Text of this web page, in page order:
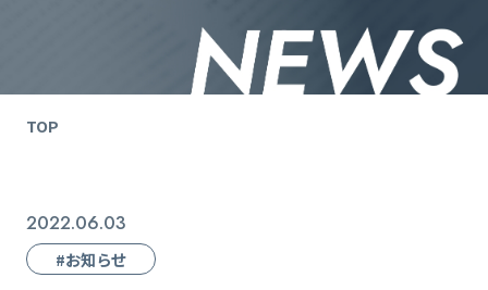
TOP
2022.06.03
#お知らせ